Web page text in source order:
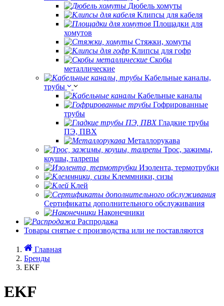
Дюбель хомуты
Клипсы для кабеля
Площадки для
хомутов
Стяжки, хомуты
Клипсы для гофр
Скобы
металлические
Кабельные каналы,
трубы
Кабельные каналы
Гофрированные
трубы
Гладкие трубы
ПЭ, ПВХ
Металлорукава
Трос, зажимы,
коушы, талрепы
Изолента, термотрубки
Клеммники, сизы
Клей
Сертификаты дополнительного обслуживания
Наконечники
Распродажа
Товары снятые с производства или не поставляются
Главная
Бренды
EKF
EKF